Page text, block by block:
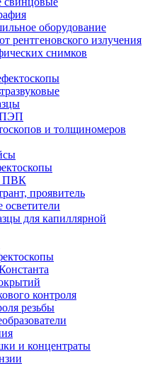
оборудование
рентгеновского излучения
снимков
ПЭП
и толщиномеров
ПВК
проявитель
осветители
для капиллярной
контроля
резьбы
и концентраты